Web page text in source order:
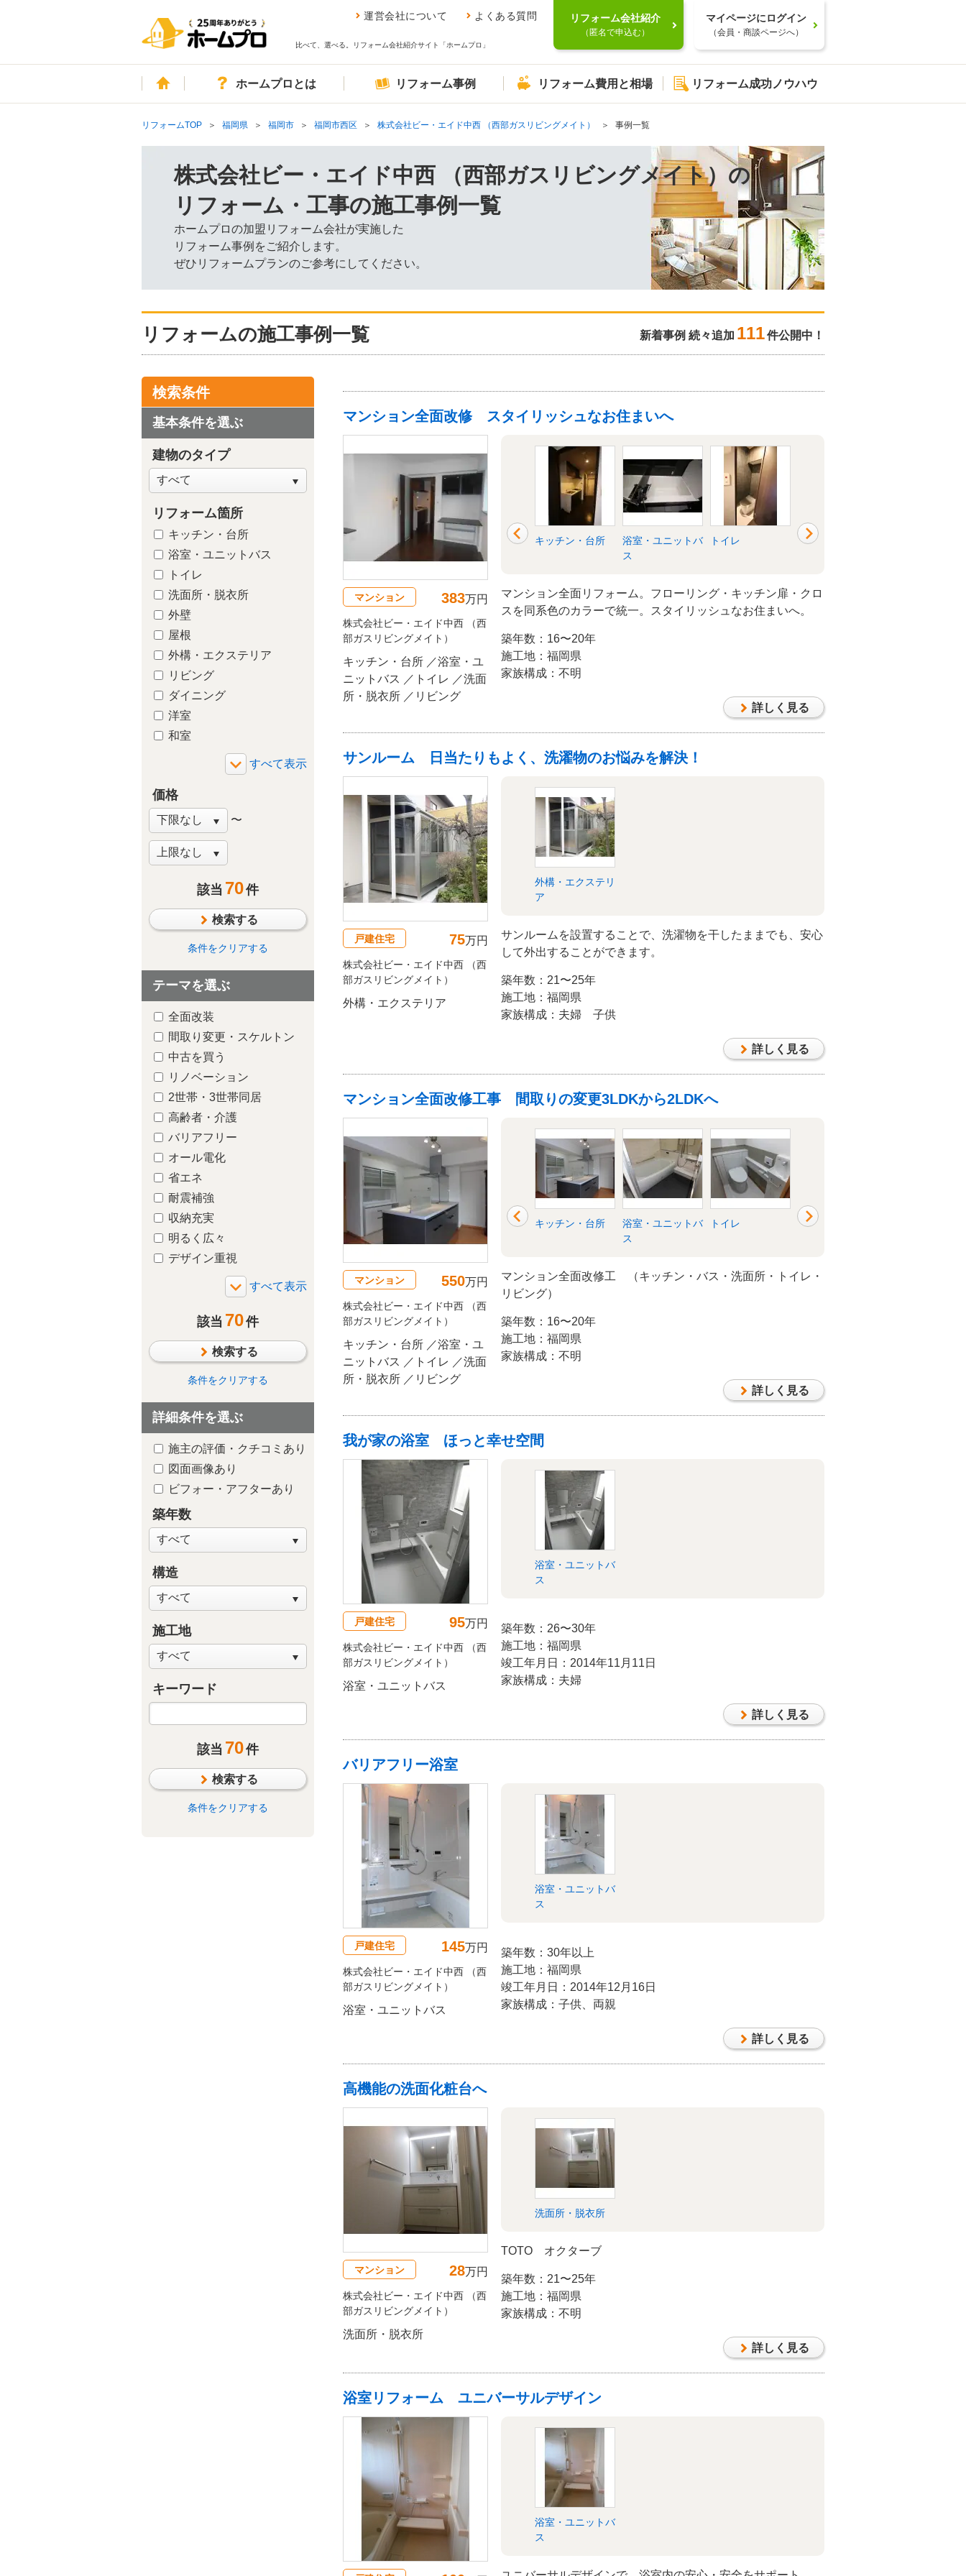
運営会社について よくある質問
比べて、選べる。リフォーム会社紹介サイト「ホームプロ」
リフォーム会社紹介
（匿名で申込む）
マイページにログイン
（会員・商談ページへ）
ホームホームプロとは リフォーム事例 リフォーム費用と相場 リフォーム成功ノウハウ
リフォームTOP 福岡県 福岡市 福岡市西区 株式会社ビー・エイド中西 （西部ガスリビングメイト） 事例一覧
株式会社ビー・エイド中西 （西部ガスリビングメイト）の
リフォーム・工事の施工事例一覧
ホームプロの加盟リフォーム会社が実施した
リフォーム事例をご紹介します。
ぜひリフォームプランのご参考にしてください。
リフォームの施工事例一覧 新着事例 続々追加 111件公開中！
検索条件
基本条件を選ぶ
建物のタイプ
リフォーム箇所
キッチン・台所
浴室・ユニットバス
トイレ
洗面所・脱衣所
外壁
屋根
外構・エクステリア
リビング
ダイニング
洋室
和室
バルコニー・ベランダ
庭・ガーデニング
階段
窓・サッシ
その他
価格
〜
該当 70件
検索する
条件をクリアする
テーマを選ぶ
全面改装
間取り変更・スケルトン
中古を買う
リノベーション
2世帯・3世帯同居
高齢者・介護
バリアフリー
オール電化
省エネ
耐震補強
収納充実
明るく広々
デザイン重視
増築・減築
断熱・気密
太陽光発電/太陽熱利用
シックハウス対策
防水・雨漏り対策
防犯対策
趣味や嗜好を中心に
該当 70件
検索する
条件をクリアする
詳細条件を選ぶ
施主の評価・クチコミあり
図面画像あり
ビフォー・アフターあり
築年数
構造
施工地
キーワード
該当 70件
検索する
条件をクリアする
マンション全面改修 スタイリッシュなお住まいへ
マンション 383万円
株式会社ビー・エイド中西 （西
部ガスリビングメイト）
キッチン・台所 ／浴室・ユ
ニットバス ／トイレ ／洗面
所・脱衣所 ／リビング
洗面所・脱衣所 リビング キッチン・台所
浴室・ユニットバ
ス
トイレ 洗面所・脱衣所
マンション全面リフォーム。フローリング・キッチン扉・クロ
スを同系色のカラーで統一。スタイリッシュなお住まいへ。
築年数：16〜20年
施工地：福岡県
家族構成：不明
詳しく見る
サンルーム 日当たりもよく、洗濯物のお悩みを解決！
戸建住宅 75万円
株式会社ビー・エイド中西 （西
部ガスリビングメイト）
外構・エクステリア
外構・エクステリ
ア
サンルームを設置することで、洗濯物を干したままでも、安心
して外出することができます。
築年数：21〜25年
施工地：福岡県
家族構成：夫婦 子供
詳しく見る
マンション全面改修工事 間取りの変更3LDKから2LDKへ
マンション 550万円
株式会社ビー・エイド中西 （西
部ガスリビングメイト）
キッチン・台所 ／浴室・ユ
ニットバス ／トイレ ／洗面
所・脱衣所 ／リビング
洗面所・脱衣所 リビング キッチン・台所
浴室・ユニットバ
ス
トイレ 洗面所・脱衣所
マンション全面改修工 （キッチン・バス・洗面所・トイレ・
リビング）
築年数：16〜20年
施工地：福岡県
家族構成：不明
詳しく見る
我が家の浴室 ほっと幸せ空間
戸建住宅 95万円
株式会社ビー・エイド中西 （西
部ガスリビングメイト）
浴室・ユニットバス
浴室・ユニットバ
ス
築年数：26〜30年
施工地：福岡県
竣工年月日：2014年11月11日
家族構成：夫婦
詳しく見る
バリアフリー浴室
戸建住宅 145万円
株式会社ビー・エイド中西 （西
部ガスリビングメイト）
浴室・ユニットバス
浴室・ユニットバ
ス
築年数：30年以上
施工地：福岡県
竣工年月日：2014年12月16日
家族構成：子供、両親
詳しく見る
高機能の洗面化粧台へ
マンション 28万円
株式会社ビー・エイド中西 （西
部ガスリビングメイト）
洗面所・脱衣所
洗面所・脱衣所
TOTO オクターブ
築年数：21〜25年
施工地：福岡県
家族構成：不明
詳しく見る
浴室リフォーム ユニバーサルデザイン
浴室・ユニットバ
ス